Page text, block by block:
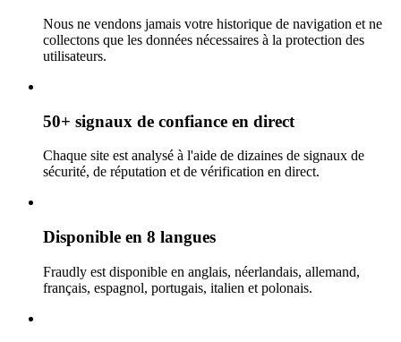
Nous ne vendons jamais votre historique de navigation et ne
collectons que les données nécessaires à la protection des
utilisateurs.
50+ signaux de confiance en direct
Chaque site est analysé à l'aide de dizaines de signaux de
sécurité, de réputation et de vérification en direct.
Disponible en 8 langues
Fraudly est disponible en anglais, néerlandais, allemand,
français, espagnol, portugais, italien et polonais.